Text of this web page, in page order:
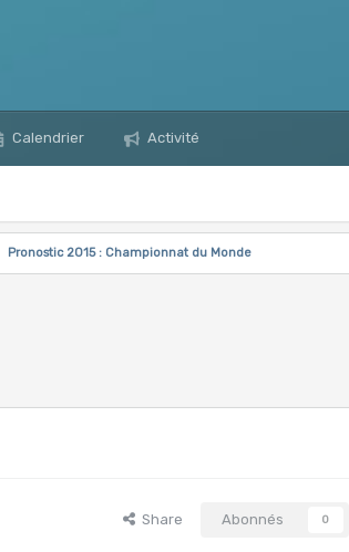
Calendrier Activité
Pronostic 2015 : Championnat du Monde
Share Abonnés 0